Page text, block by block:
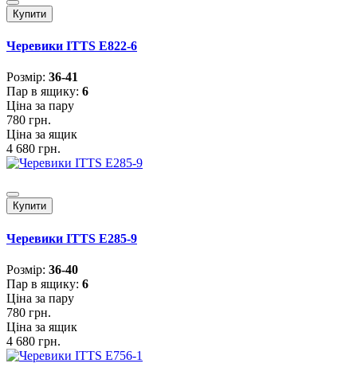
Купити
Черевики ITTS E822-6
Розмiр: 36-41
Пар в ящику: 6
Ціна за пару
780 грн.
Ціна за ящик
4 680 грн.
Купити
Черевики ITTS E285-9
Розмiр: 36-40
Пар в ящику: 6
Ціна за пару
780 грн.
Ціна за ящик
4 680 грн.